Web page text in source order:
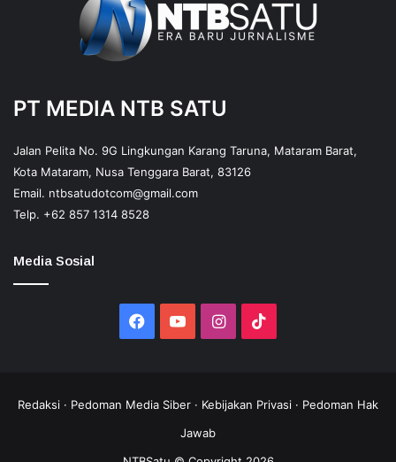
PT MEDIA NTB SATU
Jalan Pelita No. 9G Lingkungan Karang Taruna, Mataram Barat,
Kota Mataram, Nusa Tenggara Barat, 83126
Email. ntbsatudotcom@gmail.com
Telp. +62 857 1314 8528
Media Sosial
Facebook
YouTubeInstagram
Redaksi · Pedoman Media Siber · Kebijakan Privasi · Pedoman Hak
Jawab